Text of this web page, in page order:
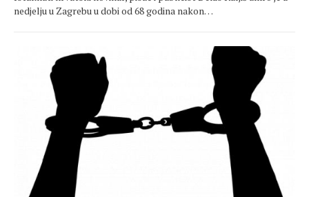
nedjelju u Zagrebu u dobi od 68 godina nakon…